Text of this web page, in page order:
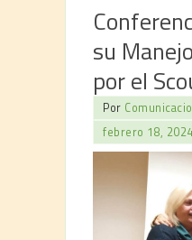
su
por el
Por
febrero 18, 2024